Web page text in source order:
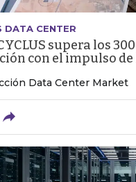
DATA CENTER
supera los
con el impulso de
Data Center Market